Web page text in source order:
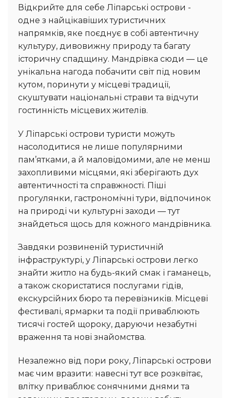
Відкрийте для себе Ліпарські острови -
одне з найцікавіших туристичних
напрямків, яке поєднує в собі автентичну
культуру, дивовижну природу та багату
історичну спадщину. Мандрівка сюди — це
унікальна нагода побачити світ під новим
кутом, поринути у місцеві традиції,
скуштувати національні страви та відчути
гостинність місцевих жителів.
У Ліпарські острови туристи можуть
насолодитися не лише популярними
пам’ятками, а й маловідомими, але не менш
захопливими місцями, які зберігають дух
автентичності та справжності. Піші
прогулянки, гастрономічні тури, відпочинок
на природі чи культурні заходи — тут
знайдеться щось для кожного мандрівника.
Завдяки розвиненій туристичній
інфраструктурі, у Ліпарські острови легко
знайти житло на будь-який смак і гаманець,
а також скористатися послугами гідів,
екскурсійних бюро та перевізників. Місцеві
фестивалі, ярмарки та події приваблюють
тисячі гостей щороку, даруючи незабутні
враження та нові знайомства.
Незалежно від пори року, Ліпарські острови
має чим вразити: навесні тут все розквітає,
влітку приваблює сонячними днями та